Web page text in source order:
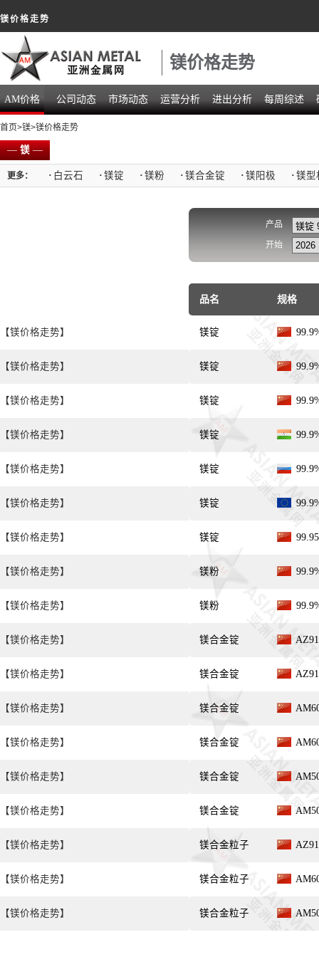
镁价格走势
镁价格走势
AM价格 公司动态 市场动态 运营分析 进出分析 每周综述
首页>镁>镁价格走势
—镁—
更多： · 白云石 · 镁锭 · 镁粉 · 镁合金锭 · 镁阳极 · 镁型
【镁价格走势】
【镁价格走势】
【镁价格走势】
【镁价格走势】
【镁价格走势】
【镁价格走势】
【镁价格走势】
【镁价格走势】
【镁价格走势】
【镁价格走势】
【镁价格走势】
【镁价格走势】
【镁价格走势】
【镁价格走势】
【镁价格走势】
【镁价格走势】
【镁价格走势】
【镁价格走势】
产品
开始
品名 规格
镁锭
镁锭
镁锭
镁锭
镁锭
镁锭
镁锭
镁粉
镁粉
镁合金锭
镁合金锭
镁合金锭
镁合金锭
镁合金锭
镁合金锭
镁合金粒子
镁合金粒子
镁合金粒子